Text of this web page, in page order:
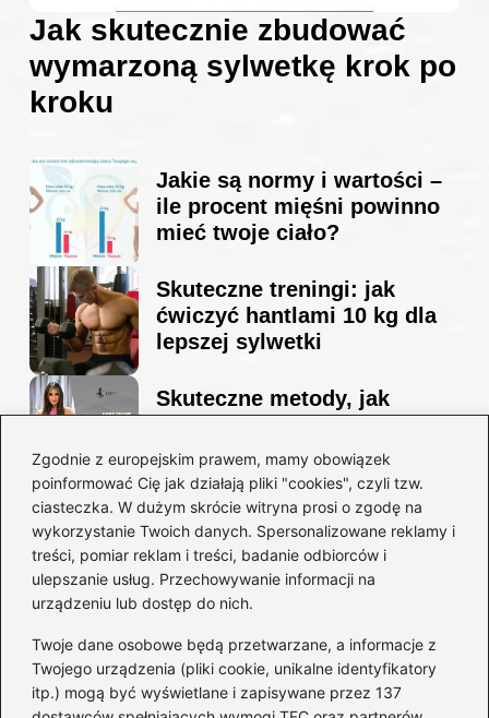
Zgodnie z europejskim prawem, mamy obowiązek
poinformować Cię jak działają pliki "cookies", czyli tzw.
ciasteczka. W dużym skrócie witryna prosi o zgodę na
wykorzystanie Twoich danych. Spersonalizowane reklamy i
treści, pomiar reklam i treści, badanie odbiorców i
ulepszanie usług. Przechowywanie informacji na
urządzeniu lub dostęp do nich.
Twoje dane osobowe będą przetwarzane, a informacje z
Twojego urządzenia (pliki cookie, unikalne identyfikatory
itp.) mogą być wyświetlane i zapisywane przez 137
Jak skutecznie zbudować
wymarzoną sylwetkę krok po
kroku
Jakie są normy i wartości –
ile procent mięśni powinno
mieć twoje ciało?
Skuteczne treningi: jak
ćwiczyć hantlami 10 kg dla
lepszej sylwetki
Skuteczne metody, jak
sylwetkę w zaledwie 90 dni
Idealny garnitur: jak dobrać
go do swojej sylwetki?
Kategorie
Dieta i kalorie(221)